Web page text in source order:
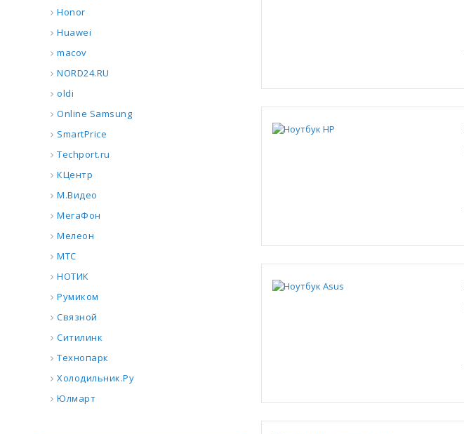
Honor
Huawei
macov
NORD24.RU
oldi
Online Samsung
SmartPrice
Techport.ru
КЦентр
М.Видео
МегаФон
Мелеон
МТС
НОТИК
Румиком
Связной
Ситилинк
Технопарк
Холодильник.Ру
Юлмарт